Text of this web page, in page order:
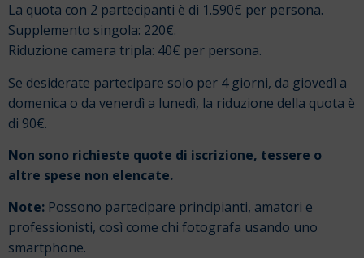
La quota con 2 partecipanti è di 1.590€ per persona.
Supplemento singola: 220€.
Riduzione camera tripla: 40€ per persona.
Se desiderate partecipare solo per 4 giorni, da giovedì a
domenica o da venerdì a lunedì, la riduzione della quota è
di 90€.
Non sono richieste quote di iscrizione, tessere o
altre spese non elencate.
Note: Possono partecipare principianti, amatori e
professionisti, così come chi fotografa usando uno
smartphone.